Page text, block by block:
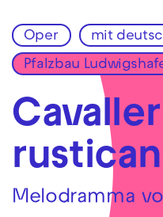
Zur Hauptnavigation
Zum Hauptinhalt
Oper mit
Pfalzbau
Melodramma